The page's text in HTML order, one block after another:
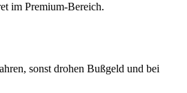
im Premium-Bereich.
sonst drohen Bußgeld und bei